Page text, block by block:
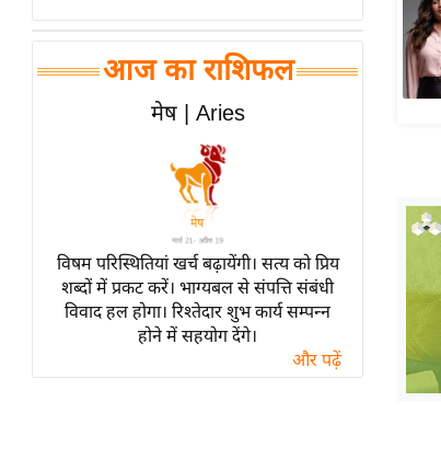
बॉलीवुड
हॉलीवुड
Breaking
लाइफस्टाइल
ब्यूटी/फैशन
घरेलू नुस्खे
पर्यटन स्थल
आज का राशिफल
मेष | Aries
विषम परिस्थितियां खर्च बढ़ायेंगी। सत्य को प्रिय
शब्दों में प्रकट करें। भाग्यबल से संपत्ति संबंधी
विवाद हल होगा। रिश्तेदार शुभ कार्य सम्पन्न
होने में सहयोग देंगे।
और पढ़ें